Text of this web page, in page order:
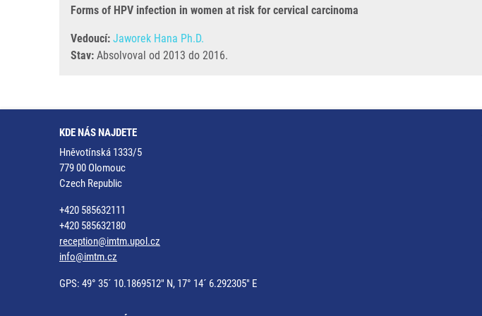
Forms of HPV infection in women at risk for cervical carcinoma
Vedoucí: Jaworek Hana Ph.D.
Stav: Absolvoval od 2013 do 2016.
KDE NÁS NAJDETE
Hněvotínská 1333/5
779 00 Olomouc
Czech Republic
+420 585632111
+420 585632180
reception@imtm.upol.cz
info@imtm.cz
GPS: 49° 35´ 10.1869512" N, 17° 14´ 6.292305" E